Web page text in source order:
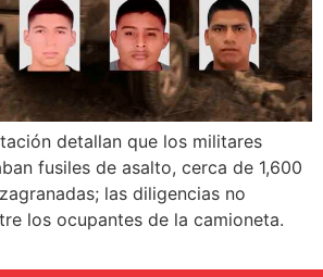
detallan que los militares
fusiles de asalto, cerca de 1,600
las diligencias no
los ocupantes de la camioneta.